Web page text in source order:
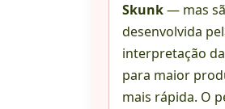
Skunk— mas
desenvolvida
interpretação
para maior
mais rápida. O